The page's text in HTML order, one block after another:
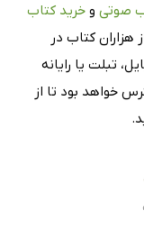
صوتی و خرید کتاب
هزاران کتاب در
تبلت یا رایانه
خواهد بود تا از